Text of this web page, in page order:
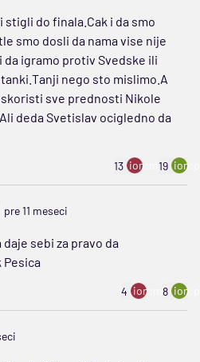
stigli do finala.Cak i da smo
smo dosli da nama vise nije
igramo protiv Svedske ili
nego sto mislimo.A
sve prednosti Nikole
deda Svetislav ocigledno da
13 ion:minus
19
pre 11 meseci
sebi za pravo da
4 ion:minus
8